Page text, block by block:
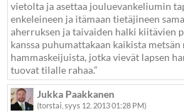
vietolta ja asettaa jouluevankeliumin
enkeleineen ja itämaan tietäjineen
aherruksen ja taivaiden halki kiitävien
kanssa puhumattakaan kaikista
hammaskeijuista, jotka vievät lapsen
tuovat tilalle rahaa.”
Jukka Paakkanen
(torstai, syys 12. 2013 01:28 PM)